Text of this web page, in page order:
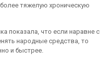
тяжелую хроническую
показала, что если наравне с
народные средства, то
и быстрее.